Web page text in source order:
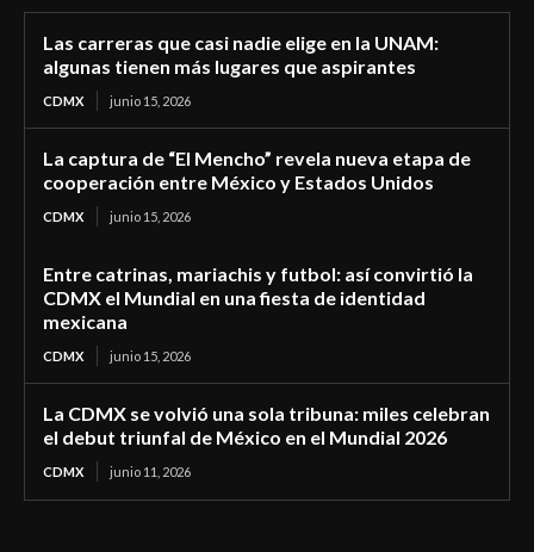
Las carreras que casi nadie elige en la UNAM:
algunas tienen más lugares que aspirantes
CDMX junio 15, 2026
La captura de “El Mencho” revela nueva etapa de
cooperación entre México y Estados Unidos
CDMX junio 15, 2026
Entre catrinas, mariachis y futbol: así convirtió la
CDMX el Mundial en una fiesta de identidad
mexicana
CDMX junio 15, 2026
La CDMX se volvió una sola tribuna: miles celebran
el debut triunfal de México en el Mundial 2026
CDMX junio 11, 2026